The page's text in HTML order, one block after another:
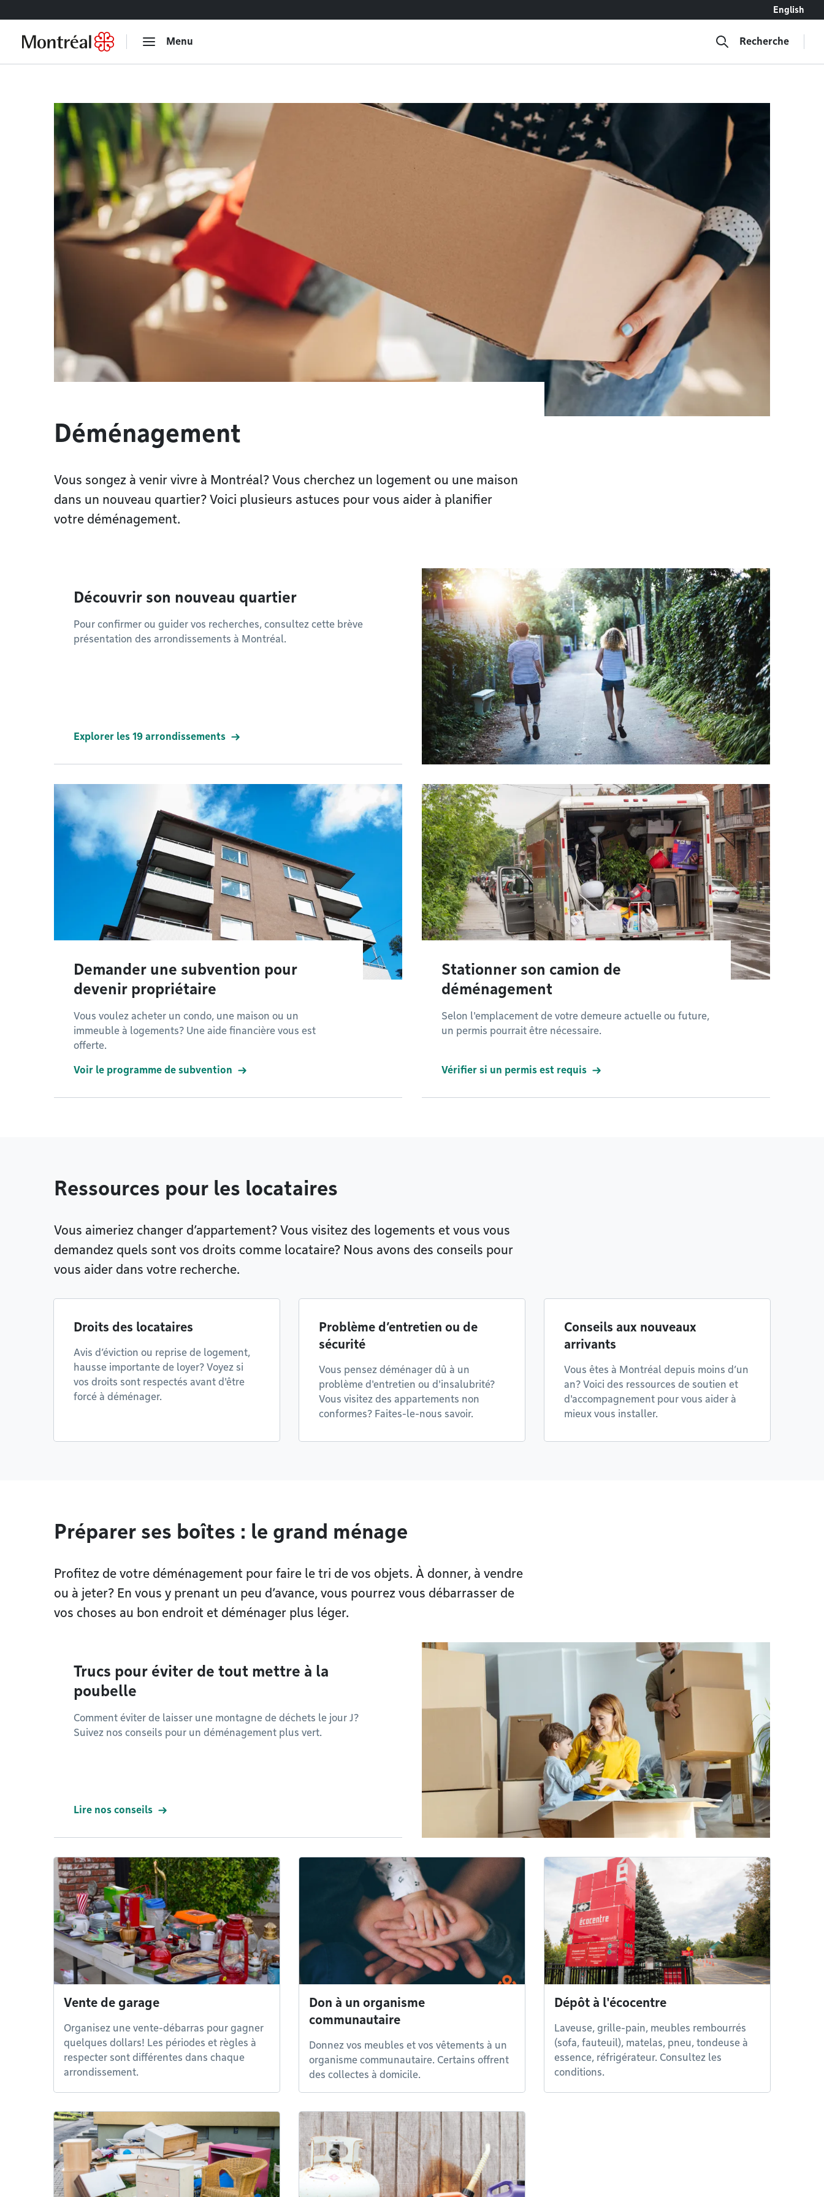
English
Menu Recherche
Déménagement
Vous songez à venir vivre à Montréal? Vous cherchez un logement ou une maison
dans un nouveau quartier? Voici plusieurs astuces pour vous aider à planifier
votre déménagement.
Découvrir son nouveau quartier
Pour confirmer ou guider vos recherches, consultez cette brève
présentation des arrondissements à Montréal.
Explorer les 19 arrondissements
Demander une subvention pour
devenir propriétaire
Vous voulez acheter un condo, une maison ou un
immeuble à logements? Une aide financière vous est
offerte.
Voir le programme de subvention
Stationner son camion de
déménagement
Selon l'emplacement de votre demeure actuelle ou future,
un permis pourrait être nécessaire.
Vérifier si un permis est requis
Ressources pour les locataires
Vous aimeriez changer d’appartement? Vous visitez des logements et vous vous
demandez quels sont vos droits comme locataire? Nous avons des conseils pour
vous aider dans votre recherche.
Droits des locataires
Avis d’éviction ou reprise de logement,
hausse importante de loyer? Voyez si
vos droits sont respectés avant d'être
forcé à déménager.
Problème d’entretien ou de
sécurité
Vous pensez déménager dû à un
problème d'entretien ou d'insalubrité?
Vous visitez des appartements non
conformes? Faites-le-nous savoir.
Conseils aux nouveaux
arrivants
Vous êtes à Montréal depuis moins d’un
an? Voici des ressources de soutien et
d'accompagnement pour vous aider à
mieux vous installer.
Préparer ses boîtes : le grand ménage
Profitez de votre déménagement pour faire le tri de vos objets. À donner, à vendre
ou à jeter? En vous y prenant un peu d’avance, vous pourrez vous débarrasser de
vos choses au bon endroit et déménager plus léger.
Trucs pour éviter de tout mettre à la
poubelle
Comment éviter de laisser une montagne de déchets le jour J?
Suivez nos conseils pour un déménagement plus vert.
Lire nos conseils
Vente de garage
Organisez une vente-débarras pour gagner
quelques dollars! Les périodes et règles à
respecter sont différentes dans chaque
arrondissement.
Don à un organisme
communautaire
Donnez vos meubles et vos vêtements à un
organisme communautaire. Certains offrent
des collectes à domicile.
Dépôt à l'écocentre
Laveuse, grille-pain, meubles rembourrés
(sofa, fauteuil), matelas, pneu, tondeuse à
essence, réfrigérateur. Consultez les
conditions.